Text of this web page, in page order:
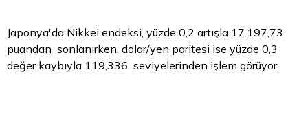
Japonya'da Nikkei endeksi, yüzde 0,2 artışla 17.197,73
puandan sonlanırken, dolar/yen paritesi ise yüzde 0,3
değer kaybıyla 119,336 seviyelerinden işlem görüyor.